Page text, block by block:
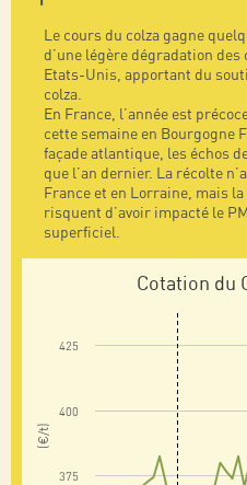
Le cours du colza gagne
d’une légère dégradation
Etats-Unis, apportant du
colza.
En France, l’année est
cette semaine en Bourgogne
façade atlantique, les échos
que l’an dernier. La récolte
France et en Lorraine, mais
risquent d’avoir impacté le
superficiel.
(€/t)
Cotation du
375
400
425